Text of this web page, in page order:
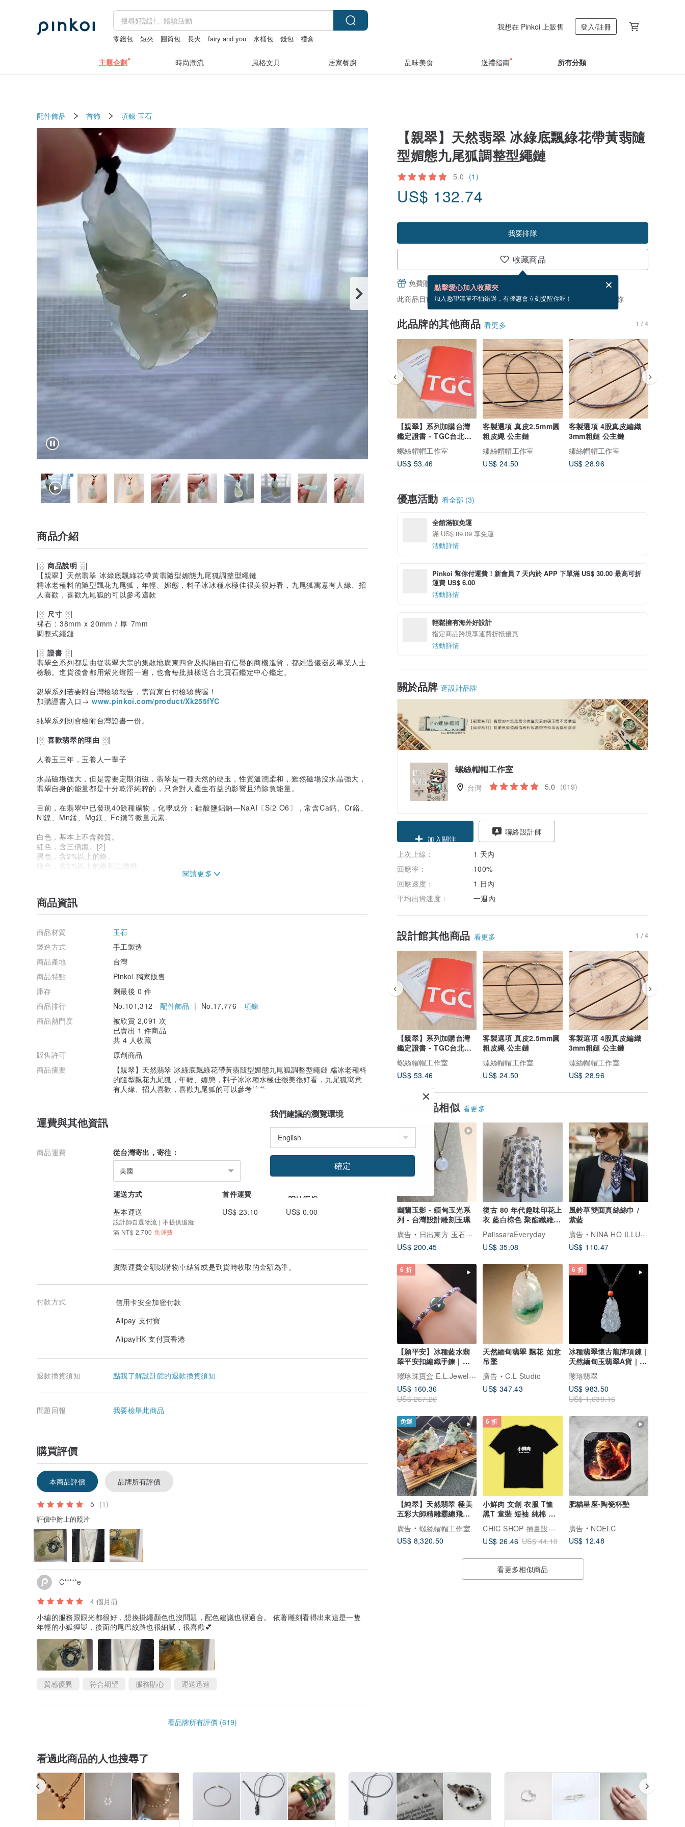
零錢包 短夾 圓筒包 長夾 fairy and you 水桶包 錢包 禮盒
我想在 Pinkoi 上販售 登入/註冊
主題企劃 時尚潮流 風格文具 居家餐廚 品味美食 送禮指南 所有分類
配件飾品 首飾 項鍊 玉石
【親翠】天然翡翠 冰綠底飄綠花帶黃翡隨
型媚態九尾狐調整型繩鏈
5.0 (1)
US$ 132.74
我要排隊
收藏商品
點擊愛心加入收藏夾
加入慾望清單不怕錯過，有優惠會立刻提醒你喔！
免費贈送電子賀卡，結帳完成後填寫
此商品目前沒現貨，你可以按「我要排隊」，當有貨會主動發信通知你
此品牌的其他商品 看更多 1 / 4
【親翠】系列加購台灣
鑑定證書 - TGC台北寶
石鑑定中心
螺絲帽帽工作室
US$ 53.46
客製選項 真皮2.5mm圓
粗皮繩 公主鏈
螺絲帽帽工作室
US$ 24.50
客製選項 4股真皮編織
3mm粗鏈 公主鏈
螺絲帽帽工作室
US$ 28.96
優惠活動 看全部 (3)
全館滿額免運
滿 US$ 89.09 享免運
活動詳情
Pinkoi 幫你付運費！新會員 7 天內於 APP 下單滿 US$ 30.00 最高可折
運費 US$ 6.00
活動詳情
輕鬆擁有海外好設計
指定商品跨境享運費折抵優惠
活動詳情
關於品牌 逛設計品牌
螺絲帽帽工作室
台灣 5.0 (619)
加入關注
聯絡設計師
上次上線：
1 天內
回應率：
100%
回應速度：
1 日內
平均出貨速度：
一週內
設計館其他商品 看更多 1 / 4
【親翠】系列加購台灣
鑑定證書 - TGC台北寶
石鑑定中心
螺絲帽帽工作室
US$ 53.46
客製選項 真皮2.5mm圓
粗皮繩 公主鏈
螺絲帽帽工作室
US$ 24.50
客製選項 4股真皮編織
3mm粗鏈 公主鏈
螺絲帽帽工作室
US$ 28.96
與此商品相似 看更多
幽蘭玉影 - 緬甸玉光系
列 - 台灣設計雕刻玉珮
廣告
日出東方 玉石作坊 Oriental Sunrise
US$ 200.45
復古 80 年代趣味印花上
衣 藍白棕色 聚酯纖維
套頭衫 中碼
PaiissaraEveryday
US$ 35.08
風鈴草雙面真絲絲巾 /
紫藍
廣告
NINA HO ILLUSTRATION
US$ 110.47
6 折
【願平安】冰種藍水翡
翠平安扣編織手鍊 | 天
然A貨翡翠 | 送禮
瓔珞珠寶盒 E.L.Jewelry Box
US$ 160.36
US$ 267.26
天然緬甸翡翠 飄花 如意
吊墜
廣告
C.L Studio
US$ 347.43
6 折
冰種翡翠懷古龍牌項鍊 |
天然緬甸玉翡翠A貨 | 送
禮
瓔珞翡翠
US$ 983.50
US$ 1,639.16
免運
【純翠】天然翡翠 極美
五彩大師精雕霸總飛天
招財貔貅一對 附台證
廣告
螺絲帽帽工作室
US$ 8,320.50
6 折
小鮮肉 文創 衣服 T恤
黑T 童裝 短袖 純棉 吸
CHIC SHOP 插畫設計館
US$ 26.46 US$ 44.10
肥貓星座-陶瓷杯墊
廣告
NOELC
US$ 12.48
看更多相似商品
商品介紹
|░ 商品說明 ░|
【親翠】天然翡翠 冰綠底飄綠花帶黃翡隨型媚態九尾狐調整型繩鏈
糯冰老種料的隨型飄花九尾狐，年輕、媚態，料子冰冰種水極佳很美很好看，九尾狐寓意有人緣、招
人喜歡，喜歡九尾狐的可以參考這款
|░ 尺寸 ░|
裸石 : 38mm x 20mm / 厚 7mm
調整式繩鏈
|░ 證書 ░|
翡翠全系列都是由從翡翠大宗的集散地廣東四會及揭陽由有信譽的商機進貨，都經過儀器及專業人士
檢驗。進貨後會都用紫光燈照一遍，也會每批抽樣送台北寶石鑑定中心鑑定。
親翠系列若要附台灣檢驗報告，需買家自付檢驗費喔！
加購證書入口→www.pinkoi.com/product/Xk255fYC
純翠系列則會檢附台灣證書一份。
|░ 喜歡翡翠的理由 ░|
人養玉三年，玉養人一輩子
水晶磁場強大，但是需要定期消磁，翡翠是一種天然的硬玉，性質溫潤柔和，雖然磁場沒水晶強大，
翡翠自身的能量都是十分乾淨純粹的，只會對人產生有益的影響且消除負能量。
目前，在翡翠中已發現40餘種礦物，化學成分：硅酸鹽鋁鈉—NaAI〔Si2 O6〕，常含Ca鈣、Cr鉻、
Ni鎳、Mn錳、Mg鎂、Fe鐵等微量元素.
白色，基本上不含雜質。
紅色，含三價鐵。[2]
黑色，含2%以上的鉻。
綠色，含2%以上的鉻和二價鐵。
微量元素「鈣」（Ca）是身體內含量最高的礦物質，主要分布在骨骼與牙齒，血液、肌肉亦有鈣的
肩負著重要生理功能，鈣是保證人體健康長壽不可缺少的重要元素是人體不能缺乏的巨量礦物質。
微量元素「鉻」（Cr）它是對維持人體正常生理功能具有相當的重要性，能預防心血管疾病、幫助調
節血糖，而且人體無法自行合成，必須靠天然食物或補充劑來進行吸收，第2型糖尿病患可以增加對
胰島素的敏感性、身材肥胖者有利於控制膽固醇及血糖、高壓力狀態者鉻的流失速度比一般人快，因
此這三種人特別需要。
微量元素「鎳」（Ni）鎳是人體不可缺少的微量元素。成人體內含鎳量約為 6 ~ 10 mg，主要存在
腦部和肝臟中。鎳在人體腸道內被吸收，未被吸收的鎳多經由糞便排出。食物中的鎳只有 10 ~ 20
% 會被人體吸收。
微量元素「錳」（Mn）人體內的錳元素是保護自身的另一類微量元素，翡翠中也含有這一元素，長
期佩戴翡翠可以促進人體血液循環，加速新陳代謝，緩解衰老，預防一些老年病。
微量元素「鎂」（Mg）「鎂」也是人體不能缺乏的巨量礦物質，鎂跟鈣一樣，都是維持正常骨骼生
長所必需的營養素，鎂的含量若足夠，則能有效的調節鈣，維持神經肌肉正常功能，兩者具有相輔相
成的作用。鎂具有可抑制血小板凝集的功能，因此若缺乏，可能增加心血管疾病風險。不僅如此，缺
示，飲用硬水的人，因水中鈣、鎂含量相對比較高，心血管疾病的死亡率較低，是故，血鎂濃度正
常，則發生動脈粥狀硬化症風險較低。
微量元素「鐵」（Fe）鐵在人體有協助酵素進行生化反應、幫助新陳代謝的作用，是人體「必需微
量元素」之一。成年人體内通常含有 3~5 公克鐵，其中六、七成鐵分布於紅血球，其他細胞同樣也
需要鐵的幫助才能順利運作。
從醫學研究上可以發現翡翠有著強大的治療能力，長期佩戴翡翠不僅可以預防疾病，還可以緩解甚至
翡翠吊墜會散發能量進去胸前德爾「龍頷」、「神府」兩處穴位，通過不斷的按摩可以達到除根的效
經常佩戴翡翠玉石可使其中的微量元素被人體皮膚吸收，有助於人體各器官生理功能的協調平衡。
滋養皮膚：翡翠飾品，不管是項鍊、耳環，還是手鐲都可以直接與皮膚接觸，翡翠中的礦物質元素藉
後，夏天變成一個清涼夏日。玉枕、玉鐲、玉床、玉掛件起到消暑的作用。
以上都是翡翠有根據的理由，另一個沒根據的理由是當心情低落，壓力大時，看著翡翠有莫名的療癒
商品資訊
商品材質
玉石
製造方式
手工製造
商品產地
台灣
商品特點
Pinkoi 獨家販售
庫存
剩最後 0 件
商品排行
No.101,312 -配件飾品 | No.17,776 - 項鍊
商品熱門度
被欣賞 2,091 次
已賣出 1 件商品
共 4 人收藏
販售許可
原創商品
商品摘要
【親翠】天然翡翠 冰綠底飄綠花帶黃翡隨型媚態九尾狐調整型繩鏈 糯冰老種料
的隨型飄花九尾狐，年輕、媚態，料子冰冰種水極佳很美很好看，九尾狐寓意
有人緣、招人喜歡，喜歡九尾狐的可以參考這款
運費與其他資訊
商品運費 從台灣寄出，寄往：
美國
運送方式 首件運費
續件加收
基本運送
US$ 23.10 US$ 0.00
設計師自選物流 | 不提供追蹤
滿 NT$ 2,700免運費
實際運費金額以購物車結算或是到貨時收取的金額為準。
付款方式
信用卡安全加密付款
Alipay 支付寶
AlipayHK 支付寶香港
退款換貨須知 點我了解設計館的退款換貨須知
問題回報 我要檢舉此商品
購買評價
本商品評價 品牌所有評價
5 (1)
評價中附上的照片
C*****e
4 個月前
小編的服務跟眼光都很好，想換掛繩顏色也沒問題，配色建議也很適合。 依著雕刻看得出來這是一隻
年輕的小狐狸🦊，後面的尾巴紋路也很細膩，很喜歡💕
質感優異 符合期望 服務貼心 運送迅速
看品牌所有評價 (619)
看過此商品的人也搜尋了
我們建議的瀏覽環境
確定